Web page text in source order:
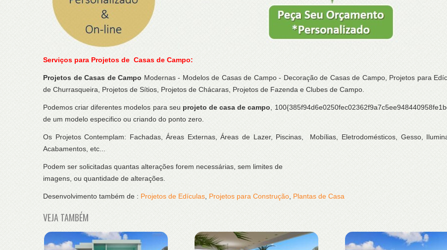
Serviços para Projetos de Casas de Campo:
Projetos de Casas de Campo Modernas - Modelos de Casas de Campo - Decoração de Casas de Campo, Projetos para
de Churrasqueira, Projetos de Sítios, Projetos de Chácaras, Projetos de Fazenda e Clubes de Campo.
Podemos criar diferentes modelos para seu projeto de casa de campo ,
de um modelo especifico ou criando do ponto zero.
Os Projetos Contemplam: Fachadas, Áreas Externas, Áreas de Lazer, Piscinas, Mobílias, Eletrodomésticos, Gesso,
Acabamentos, etc...
Podem ser solicitadas quantas alterações forem necessárias, sem limites de
imagens, ou quantidade de alterações.
Desenvolvimento também de : Projetos de Edículas Projetos para Construção Plantas de Casa
VEJA TAMBÉM